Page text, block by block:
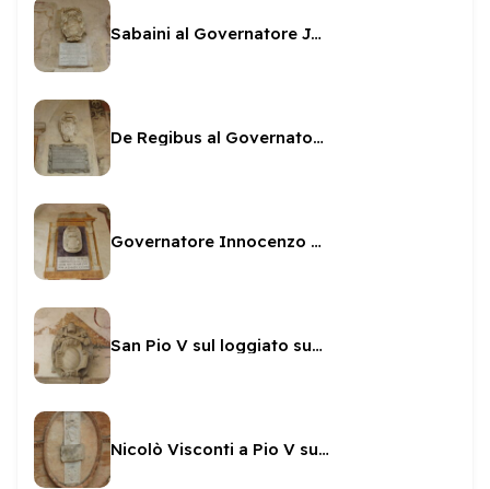
Sabaini al Governatore Jacovacci
De Regibus al Governatore Giovan Angelo Altemps
Governatore Innocenzo Malvasia
San Pio V sul loggiato superiore
Nicolò Visconti a Pio V sul loggiato della Rocca